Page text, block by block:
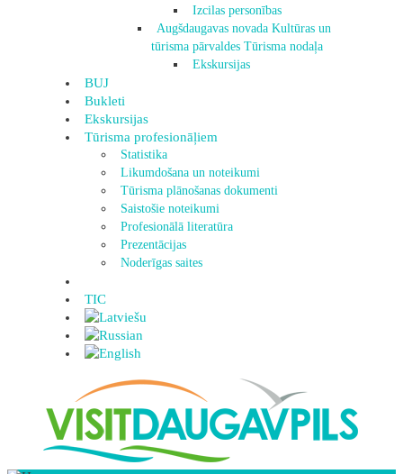
Izcilas personības
Augšdaugavas novada Kultūras un
tūrisma pārvaldes Tūrisma nodaļa
Ekskursijas
BUJ
Bukleti
Ekskursijas
Tūrisma profesionāļiem
Statistika
Likumdošana un noteikumi
Tūrisma plānošanas dokumenti
Saistošie noteikumi
Profesionālā literatūra
Prezentācijas
Noderīgas saites
TIC